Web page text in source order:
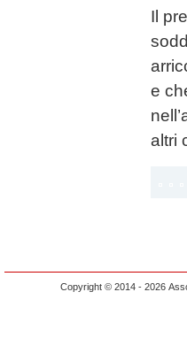
Il
e
altri
Copyright © 2014 - 2026